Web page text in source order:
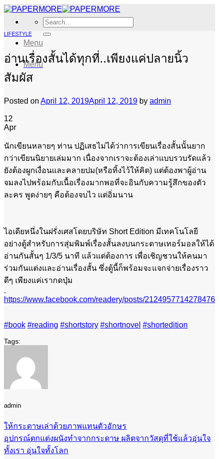
Skip
content
Search
for:
Menu
Menu
LIFESTYLE
อ่านเรื่องสั้นได้ทุกที่..เพียงแค่ปลายนิ้ว
สัมผัส
Posted on April 12, 2019April 12, 2019 by admin
12
Apr
นักเขียนหลายๆ ท่าน ปฏิเสธไม่ได้ว่าการเขียนเรื่องสั้นนั้นยาก
กว่าเขียนนิยายเล่มมาก เนื่องจากเราจะต้องเล่าแบบรวบรัดแล้ว
ยังต้องผูกเงื่อนและคลายปม(หรือทิ้งไว้ให้คิด) แต่ต้องพาผู้อ่าน
จมลงไปพร้อมกับเนื้อเรื่องมากพอที่จะอินกับความรู้สึกของตัว
ละคร พูดง่ายๆ คือต้องจบไว แต่อิ่มนาน
ไอเดียหนึ่งในฝรั่งเศสโดยบริษัท Short Edition มีเทคโนโลยี
อย่างตู้สำหรับการสุ่มพิมพ์เรื่องสั้นลงบนกระดาษเทอร์มอลให้ได้
อ่านกันสั้นๆ 1/3/5 นาที แล้วแต่ต้องการ เพื่อเชิญชวนให้คนมา
ร่วมกันแต่งและอ่านเรื่องสั้น ซึ่งตู้นี้ก็พร้อมจะแจกจ่ายเรื่องราว
ดีๆ เพียงแค่เรากดปุ่ม
.
https://www.facebook.com/readery/posts/2124957714278476
#book #reading #shortstory #shortnovel #shortedition
admin
ให้กระดาษเล่าด้วยภาพแทนตัวอักษร
อุปกรณ์ตกแต่งผนังทำจากกระดาษ ผลิตจากวัสดุที่ใช้แล้วอุ่นใจ
ทั้งเรา อุ่นใจทั้งโลก